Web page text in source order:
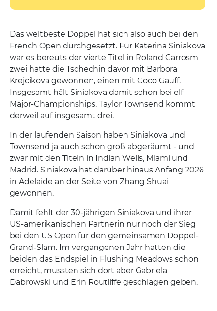
Das weltbeste Doppel hat sich also auch bei den
French Open durchgesetzt. Für Katerina Siniakova
war es bereuts der vierte Titel in Roland Garrosm
zwei hatte die Tschechin davor mit Barbora
Krejcikova gewonnen, einen mit Coco Gauff.
Insgesamt hält Siniakova damit schon bei elf
Major-Championships. Taylor Townsend kommt
derweil auf insgesamt drei.
In der laufenden Saison haben Siniakova und
Townsend ja auch schon groß abgeräumt - und
zwar mit den Titeln in Indian Wells, Miami und
Madrid. Siniakova hat darüber hinaus Anfang 2026
in Adelaide an der Seite von Zhang Shuai
gewonnen.
Damit fehlt der 30-jährigen Siniakova und ihrer
US-amerikanischen Partnerin nur noch der Sieg
bei den US Open für den gemeinsamen Doppel-
Grand-Slam. Im vergangenen Jahr hatten die
beiden das Endspiel in Flushing Meadows schon
erreicht, mussten sich dort aber Gabriela
Dabrowski und Erin Routliffe geschlagen geben.